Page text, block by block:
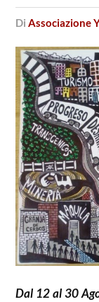
diAssociazione
Dal 12 al 30